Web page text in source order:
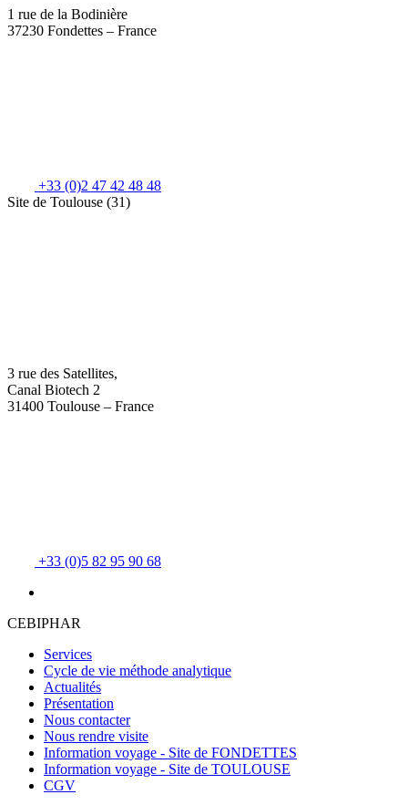
1 rue de la Bodinière
37230 Fondettes – France
+33 (0)2 47 42 48 48
Site de Toulouse (31)
3 rue des Satellites,
Canal Biotech 2
31400 Toulouse – France
+33 (0)5 82 95 90 68
CEBIPHAR
Services
Cycle de vie méthode analytique
Actualités
Présentation
Nous contacter
Nous rendre visite
Information voyage - Site de FONDETTES
Information voyage - Site de TOULOUSE
CGV